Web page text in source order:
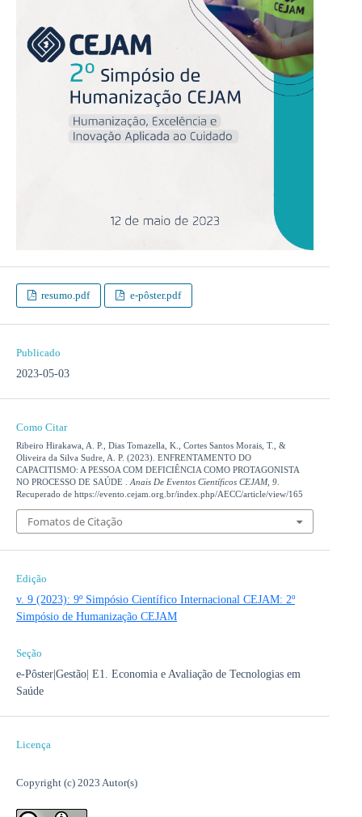
resumo.pdf e-pôster.pdf
Publicado
2023-05-03
Como Citar
Ribeiro Hirakawa, A. P., Dias Tomazella, K., Cortes Santos Morais, T., &
Oliveira da Silva Sudre, A. P. (2023). ENFRENTAMENTO DO
CAPACITISMO: A PESSOA COM DEFICIÊNCIA COMO PROTAGONISTA
NO PROCESSO DE SAÚDE . Anais De Eventos Científicos CEJAM, 9.
Recuperado de https://evento.cejam.org.br/index.php/AECC/article/view/165
Fomatos de Citação
Edição
v. 9 (2023): 9º Simpósio Científico Internacional CEJAM: 2º
Simpósio de Humanização CEJAM
Seção
e-Pôster|Gestão| E1. Economia e Avaliação de Tecnologias em
Saúde
Licença
Copyright (c) 2023 Autor(s)